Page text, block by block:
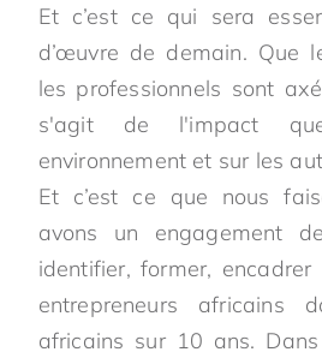
Et c’est ce qui sera
d’œuvre de demain. Que
les professionnels sont
s'agit de l'impact
environnement et sur les
Et c’est ce que nous
avons un engagement
identifier, former,
entrepreneurs africains
africains sur 10 ans.